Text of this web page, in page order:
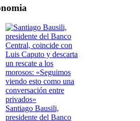
Santiago Bausili,
presidente del Banco